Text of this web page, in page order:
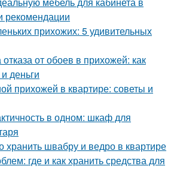
рекомендации
прихожих: 5 удивительных
от обоев в прихожей: как
деньги
прихожей в квартире: советы и
в одном: шкаф для
хранить швабру и ведро в квартире
где и как хранить средства для